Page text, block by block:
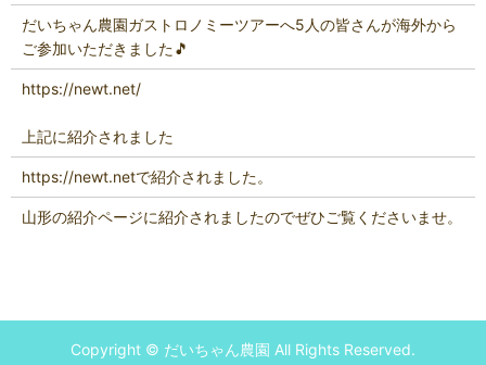
だいちゃん農園ガストロノミーツアーへ5人の皆さんが海外から
ご参加いただきました🎵
https://newt.net/
上記に紹介されました
https://newt.netで紹介されました。
山形の紹介ページに紹介されましたのでぜひご覧くださいませ。
Copyright © だいちゃん農園 All Rights Reserved.